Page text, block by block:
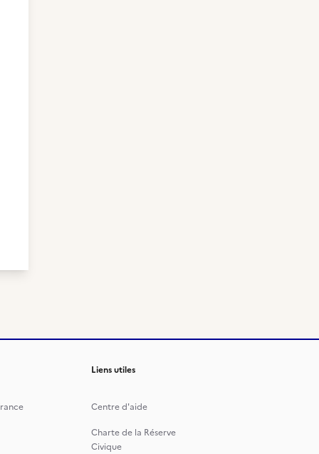
Liens utiles
Centre d'aide
Charte de la Réserve
Civique